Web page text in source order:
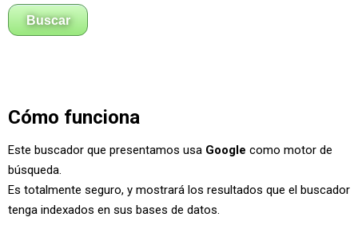
Cómo funciona
Este buscador que presentamos usa Google como motor de
búsqueda.
Es totalmente seguro, y mostrará los resultados que el buscador
tenga indexados en sus bases de datos.